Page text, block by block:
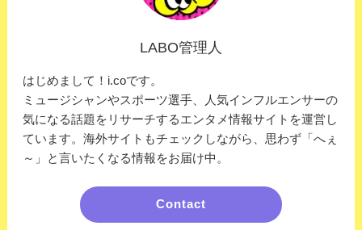
LABO管理人
はじめまして！i.coです。
ミュージシャンやスポーツ選手、人気インフルエンサーの
気になる話題をリサーチするエンタメ情報サイトを運営し
ています。海外サイトもチェックしながら、思わず「へぇ
～」と言いたくなる情報をお届け中。
Contact